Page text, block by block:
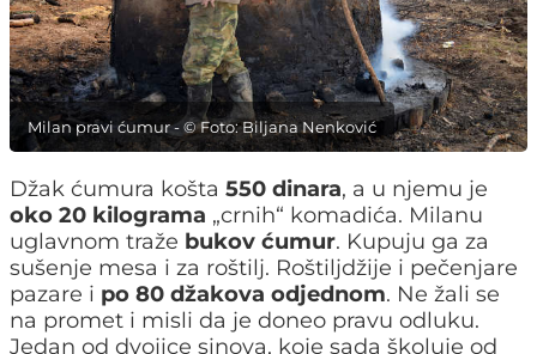
Milan pravi ćumur - © Foto: Biljana Nenković
Džak ćumura košta 550 dinara, a u njemu je
oko 20 kilograma „crnih“ komadića. Milanu
uglavnom traže bukov ćumur. Kupuju ga za
sušenje mesa i za roštilj. Roštiljdžije i pečenjare
pazare i po 80 džakova odjednom. Ne žali se
na promet i misli da je doneo pravu odluku.
Jedan od dvojice sinova, koje sada školuje od